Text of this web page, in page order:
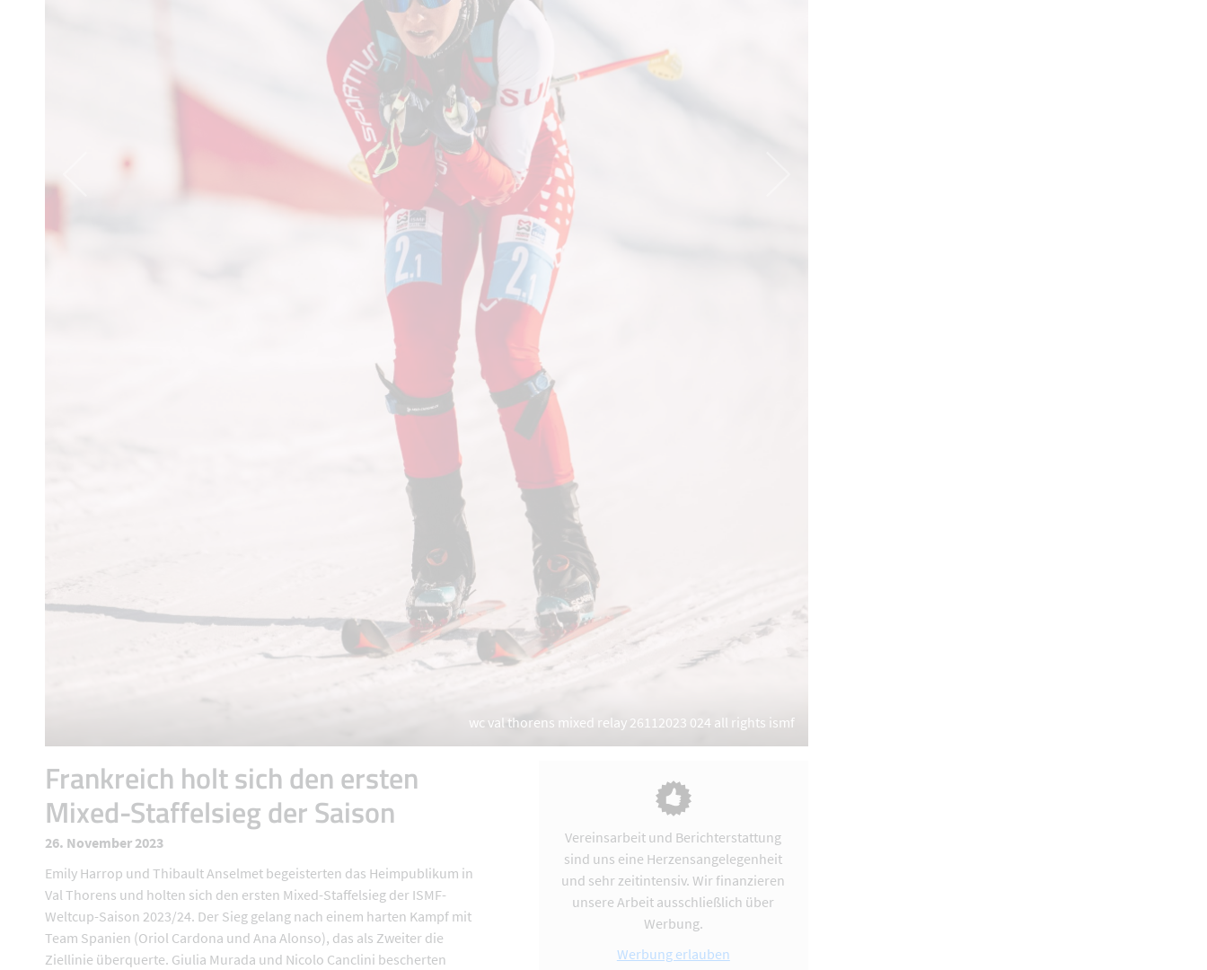
wc val thorens mixed relay 26112023 024 all rights ismf
Frankreich holt sich den ersten
Mixed-Staffelsieg der Saison
26. November 2023
Emily Harrop und Thibault Anselmet begeisterten das Heimpublikum in
Val Thorens und holten sich den ersten Mixed-Staffelsieg der ISMF-
Weltcup-Saison 2023/24. Der Sieg gelang nach einem harten Kampf mit
Team Spanien (Oriol Cardona und Ana Alonso), das als Zweiter die
Ziellinie überquerte. Giulia Murada und Nicolo Canclini bescherten
Vereinsarbeit und Berichterstattung
sind uns eine Herzensangelegenheit
und sehr zeitintensiv. Wir finanzieren
unsere Arbeit ausschließlich über
Werbung.
Werbung erlauben